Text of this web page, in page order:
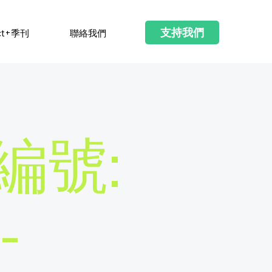
季刊 聯絡我們 支持我們
號: